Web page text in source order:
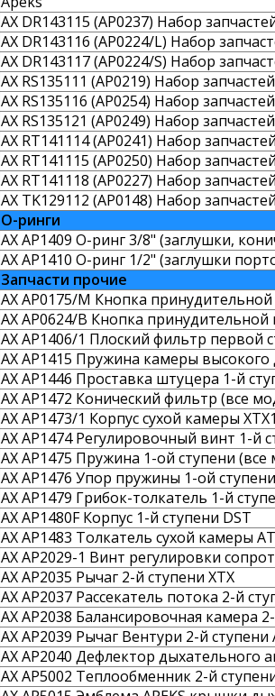
AX DR143115 (AP0237) Набор
AX DR143116 (AP0224/L) Набор
AX DR143117 (AP0224/S) Набор
AX RS135111 (AP0219) Набор
AX RS135116 (AP0254) Набор
AX RS135121 (AP0249) Набор
AX RT141114 (AP0241) Набор
AX RT141115 (AP0250) Набор
AX RT141118 (AP0227) Набор
AX TK129112 (AP0148) Набор
О-ринги
AX AP1409 О-ринг 3/8" (заглушки,
AX AP1410 О-ринг 1/2" (заглушки
Запчасти прочие
AX AP0175/M Кнопка
AX AP0624/B Кнопка
AX AP1406/1 Плоский фильтр первой
AX AP1415 Пружина камеры
AX AP1446 Проставка штуцера 1-й
AX AP1472 Конический фильтр (все
AX AP1473/1 Корпус сухой камеры
AX AP1474 Регулировочный винт 1-й
AX AP1475 Пружина 1-ой ступени (все
AX AP1476 Упор пружины 1-ой
AX AP1479 Грибок-толкатель 1-й
AX AP1480F Корпус 1-й ступени DST
AX AP1483 Толкатель сухой камеры
AX AP2029-1 Винт регулировки
AX AP2035 Рычаг 2-й ступени XTX
AX AP2037 Рассекатель потока 2-й
AX AP2038 Балансировочная камера
AX AP2039 Рычаг Вентури 2-й
AX AP2040 Дефлектор дыхательного
AX AP5002 Теплообменник 2-й